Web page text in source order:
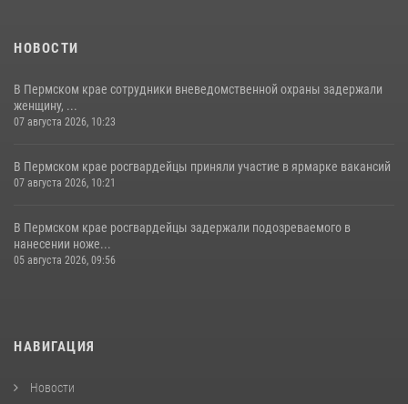
НОВОСТИ
В Пермском крае сотрудники вневедомственной охраны задержали
женщину, ...
07 августа 2026, 10:23
В Пермском крае росгвардейцы приняли участие в ярмарке вакансий
07 августа 2026, 10:21
В Пермском крае росгвардейцы задержали подозреваемого в
нанесении ноже...
05 августа 2026, 09:56
НАВИГАЦИЯ
Новости